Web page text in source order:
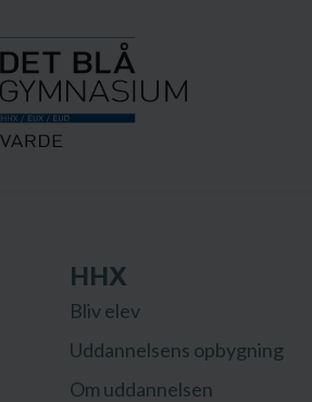
HHX
Bliv elev
Uddannelsens opbygning
Om uddannelsen